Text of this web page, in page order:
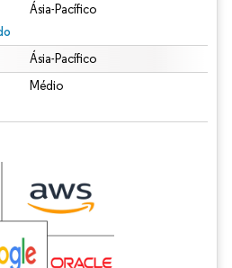
Ásia-Pacífico
Ásia-Pacífico
Médio
O reuso requer atribuição conforme CC BY 4.0.